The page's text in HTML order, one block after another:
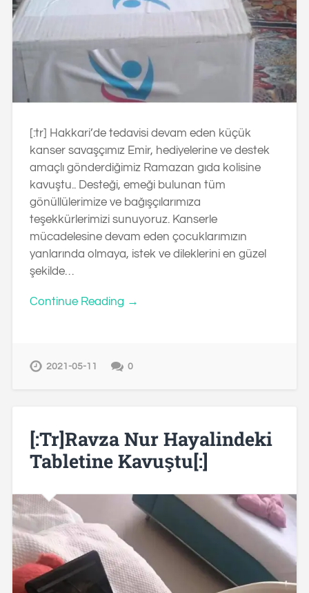
[:tr] Hakkari’de tedavisi devam eden küçük
kanser savaşçımız Emir, hediyelerine ve destek
amaçlı gönderdiğimiz Ramazan gıda kolisine
kavuştu.. Desteği, emeği bulunan tüm
gönüllülerimize ve bağışçılarımıza
teşekkürlerimizi sunuyoruz. Kanserle
mücadelesine devam eden çocuklarımızın
yanlarında olmaya, istek ve dileklerini en güzel
şekilde…
Continue Reading →
2021-05-11 0
[:tr]Ravza Nur Hayalindeki
Tabletine Kavuştu[:]